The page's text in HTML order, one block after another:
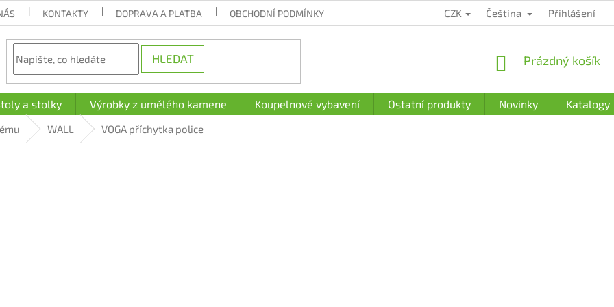
KONTAKTY DOPRAVA A PLATBA OBCHODNÍ PODMÍNKY PODMÍNKY OCHRANY OSOBNÍCH
CZK Čeština Přihlášení
HLEDAT
NÁKUPNÍ
Prázdný košík
a stolky Výrobky z umělého kamene Koupelnové vybavení Ostatní produkty Novinky Katalogy
WALL VOGA příchytka police